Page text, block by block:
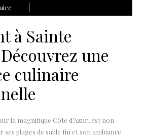
à Sainte
une
culinaire
la magnifique Côte d’Azur, est non
plages de sable fin et son ambiance